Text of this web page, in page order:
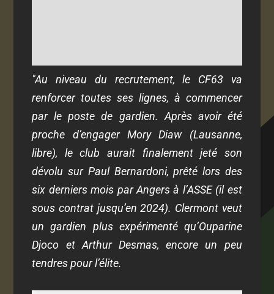
"Au niveau du recrutement, le CF63 va
renforcer toutes ses lignes, à commencer
par le poste de gardien. Après avoir été
proche d’engager Mory Diaw (Lausanne,
libre), le club aurait finalement jeté son
dévolu sur Paul Bernardoni, prêté lors des
six derniers mois par Angers à l’ASSE (il est
sous contrat jusqu’en 2024). Clermont veut
un gardien plus expérimenté qu’Ouparine
Djoco et Arthur Desmas, encore un peu
tendres pour l’élite.